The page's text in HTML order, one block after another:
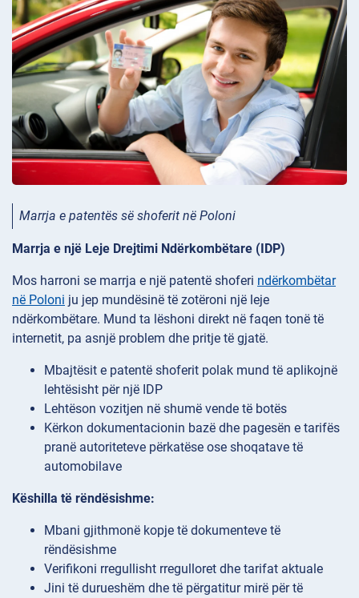
Marrja e patentës së shoferit në Poloni
Marrja e një Leje Drejtimi Ndërkombëtare (IDP)
Mos harroni se marrja e një patentë shoferi ndërkombëtar
në Poloni ju jep mundësinë të zotëroni një leje
ndërkombëtare. Mund ta lëshoni direkt në faqen tonë të
internetit, pa asnjë problem dhe pritje të gjatë.
Mbajtësit e patentë shoferit polak mund të aplikojnë
lehtësisht për një IDP
Lehtëson vozitjen në shumë vende të botës
Kërkon dokumentacionin bazë dhe pagesën e tarifës
pranë autoriteteve përkatëse ose shoqatave të
automobilave
Këshilla të rëndësishme:
Mbani gjithmonë kopje të dokumenteve të
rëndësishme
Verifikoni rregullisht rregulloret dhe tarifat aktuale
Jini të durueshëm dhe të përgatitur mirë për të